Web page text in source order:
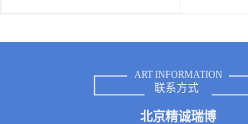
ART INFORMATION
联系方式
北京精诚瑞博